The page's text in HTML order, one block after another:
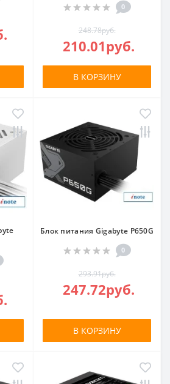
0
248.78руб.
210.01руб.
В КОРЗИНУ
Блок питания Gigabyte P650G
0
293.91руб.
247.72руб.
В КОРЗИНУ